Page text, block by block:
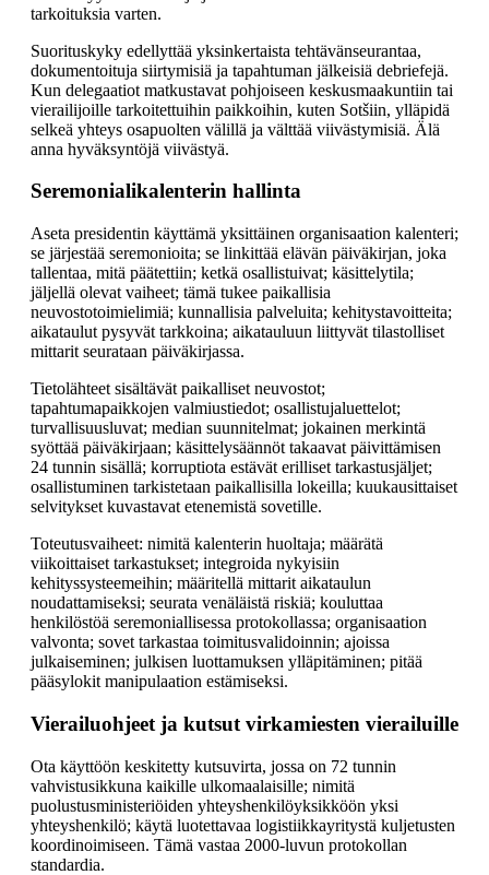
tarkoituksia varten.
Suorituskyky edellyttää yksinkertaista tehtävänseurantaa,
dokumentoituja siirtymisiä ja tapahtuman jälkeisiä debriefejä.
Kun delegaatiot matkustavat pohjoiseen keskusmaakuntiin tai
vierailijoille tarkoitettuihin paikkoihin, kuten Sotšiin, ylläpidä
selkeä yhteys osapuolten välillä ja välttää viivästymisiä. Älä
anna hyväksyntöjä viivästyä.
Seremonialikalenterin hallinta
Aseta presidentin käyttämä yksittäinen organisaation kalenteri;
se järjestää seremonioita; se linkittää elävän päiväkirjan, joka
tallentaa, mitä päätettiin; ketkä osallistuivat; käsittelytila;
jäljellä olevat vaiheet; tämä tukee paikallisia
neuvostotoimielimiä; kunnallisia palveluita; kehitystavoitteita;
aikataulut pysyvät tarkkoina; aikatauluun liittyvät tilastolliset
mittarit seurataan päiväkirjassa.
Tietolähteet sisältävät paikalliset neuvostot;
tapahtumapaikkojen valmiustiedot; osallistujaluettelot;
turvallisuusluvat; median suunnitelmat; jokainen merkintä
syöttää päiväkirjaan; käsittelysäännöt takaavat päivittämisen
24 tunnin sisällä; korruptiota estävät erilliset tarkastusjäljet;
osallistuminen tarkistetaan paikallisilla lokeilla; kuukausittaiset
selvitykset kuvastavat etenemistä sovetille.
Toteutusvaiheet: nimitä kalenterin huoltaja; määrätä
viikoittaiset tarkastukset; integroida nykyisiin
kehityssysteemeihin; määritellä mittarit aikataulun
noudattamiseksi; seurata venäläistä riskiä; kouluttaa
henkilöstöä seremoniallisessa protokollassa; organisaation
valvonta; sovet tarkastaa toimitusvalidoinnin; ajoissa
julkaiseminen; julkisen luottamuksen ylläpitäminen; pitää
pääsylokit manipulaation estämiseksi.
Vierailuohjeet ja kutsut virkamiesten vierailuille
Ota käyttöön keskitetty kutsuvirta, jossa on 72 tunnin
vahvistusikkuna kaikille ulkomaalaisille; nimitä
puolustusministeriöiden yhteyshenkilöyksikköön yksi
yhteyshenkilö; käytä luotettavaa logistiikkayritystä kuljetusten
koordinoimiseen. Tämä vastaa 2000-luvun protokollan
standardia.